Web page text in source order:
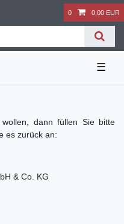
0 0,00 EUR
☰
dann füllen Sie bitte
es zurück an:
& Co. KG